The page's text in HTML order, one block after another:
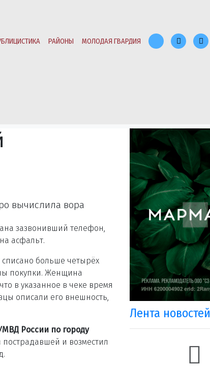
РАЙОНЫ МОЛОДАЯ ГВАРДИЯ
вычислила вора
зазвонивший телефон,
асфальт.
больше четырёх
покупки. Женщина
в указанное в чеке время
описали его внешность,
России по городу
и возместил
Лента новостей